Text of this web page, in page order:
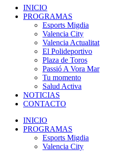
INICIO
PROGRAMAS
Esports Migdia
Valencia City
Valencia Actualitat
El Polideportivo
Plaza de Toros
Passió A Vora Mar
Tu momento
Salud Activa
NOTICIAS
CONTACTO
INICIO
PROGRAMAS
Esports Migdia
Valencia City